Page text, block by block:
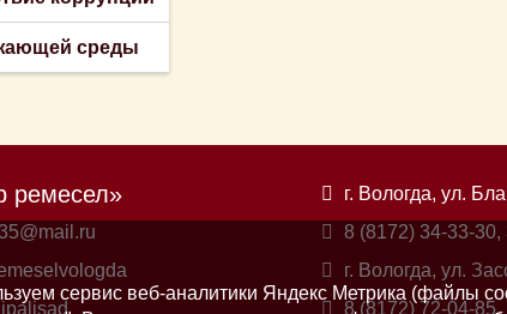
среды
сервис веб-аналитики Яндекс Метрика (файлы
ремесел»
г. Вологда, ул.
8 (8172) 34-33-30,
г. Вологда, ул.
8 (8172) 72-04-85,